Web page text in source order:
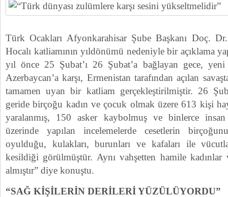
Türk Ocakları Afyonkarahisar Şube Başkanı Doç.
Hocalı katliamının yıldönümü nedeniyle bir açıklama
yıl önce 25 Şubat’ı 26 Şubat’a bağlayan gece, yeni
Azerbaycan’a karşı, Ermenistan tarafından açılan
tamamen uyan bir katliam gerçekleştirilmiştir. 26
geride birçoğu kadın ve çocuk olmak üzere 613 kişi
yaralanmış, 150 asker kaybolmuş ve binlerce insan
üzerinde yapılan incelemelerde cesetlerin
oyulduğu, kulakları, burunları ve kafaları ile
kesildiği görülmüştür. Aynı vahşetten hamile
almıştır” diye konuştu.
“SAĞ KİŞİLERİN DERİLERİ YÜZÜLÜYORDU”